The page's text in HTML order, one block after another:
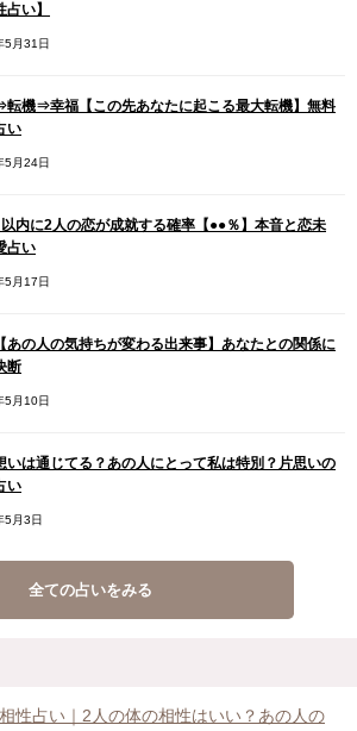
占い】
5月31日
機⇒幸福【この先あなたに起こる最大転機】無料
い
5月24日
内に2人の恋が成就する確率【●●％】本音と恋未
占い
5月17日
あの人の気持ちが変わる出来事】あなたとの関係に
断
5月10日
いは通じてる？あの人にとって私は特別？片思いの
い
5月3日
全ての占いをみる
性占い｜2人の体の相性はいい？あの人の